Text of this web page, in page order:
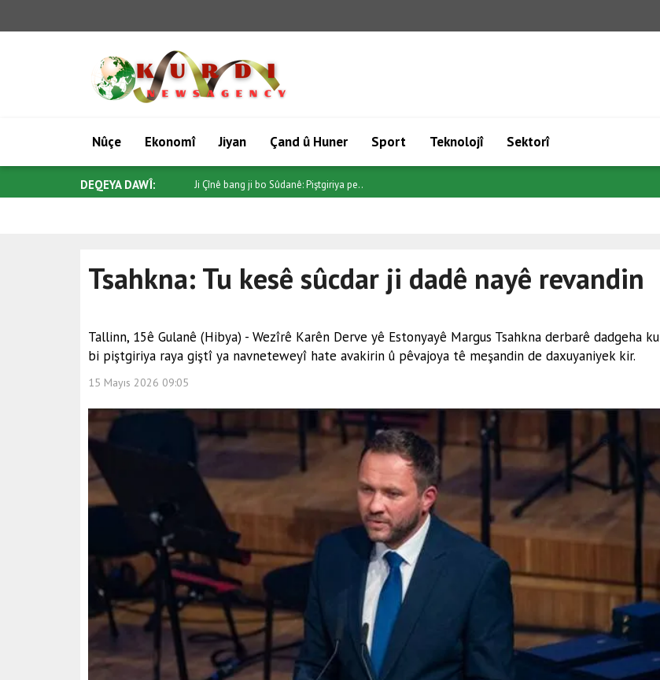
Nûçe Ekonomî Jiyan Çand û Huner Sport Teknolojî Sektorî
DEQEYA DAWÎ: Trump ji Senatoyê re bang kir ku "Protec..
Tsahkna: Tu kesê sûcdar ji dadê nayê revandin
Tallinn, 15ê Gulanê (Hibya) - Wezîrê Karên Derve yê Estonyayê Margus Tsahkna derbarê dadgeha ku
bi piştgiriya raya giştî ya navneteweyî hate avakirin û pêvajoya tê meşandin de daxuyaniyek kir.
15 Mayıs 2026 09:05